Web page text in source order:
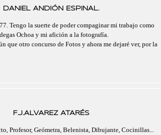
DANIEL ANDIÓN ESPINAL.
Tengo la suerte de poder compaginar mi trabajo como
Ochoa y mi afición a la fotografía.
que otro concurso de Fotos y ahora me dejaré ver, por la
F.J.ALVAREZ ATARÉS
Profesor, Geómetra, Belenista, Dibujante, Cocinillas...